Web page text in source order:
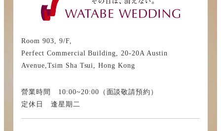
Room 903, 9/F,
Perfect Commercial Building, 20-20A Austin
Avenue,Tsim Sha Tsui, Hong Kong
營業時間 10:00~20:00（面談敬請預約）
定休日 逢星期二